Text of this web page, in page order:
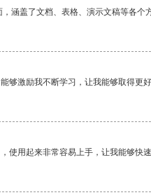
涵盖了文档、表格、演示文稿等各个
够激励我不断学习，让我能够取得更好
使用起来非常容易上手，让我能够快速